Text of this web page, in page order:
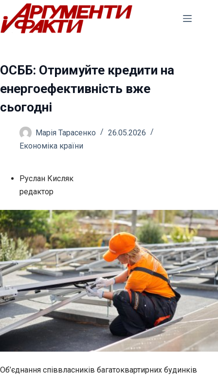
Перейти
до
вмісту
ОСББ: Отримуйте кредити на
енергоефективність вже
сьогодні
Марія Тарасенко
26.05.2026
Економіка країни
Руслан Кисляк
редактор
Об’єднання співвласників багатоквартирних будинків